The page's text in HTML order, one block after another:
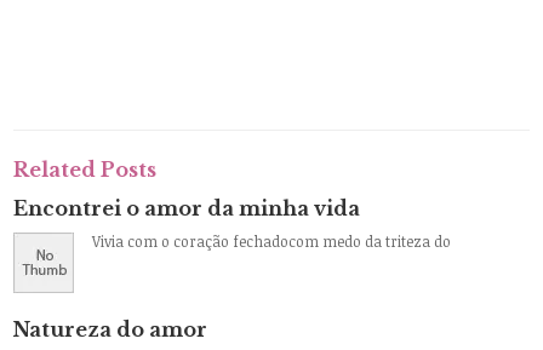
Related Posts
Encontrei o amor da minha vida
Vivia com o coração fechadocom medo da triteza do
Natureza do amor